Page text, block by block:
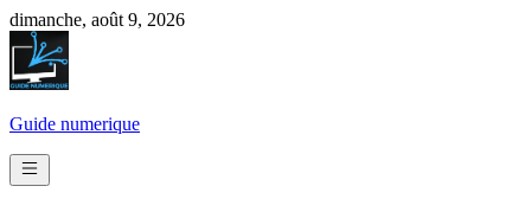
Skip
content
dimanche, août 9, 2026
Guide numerique